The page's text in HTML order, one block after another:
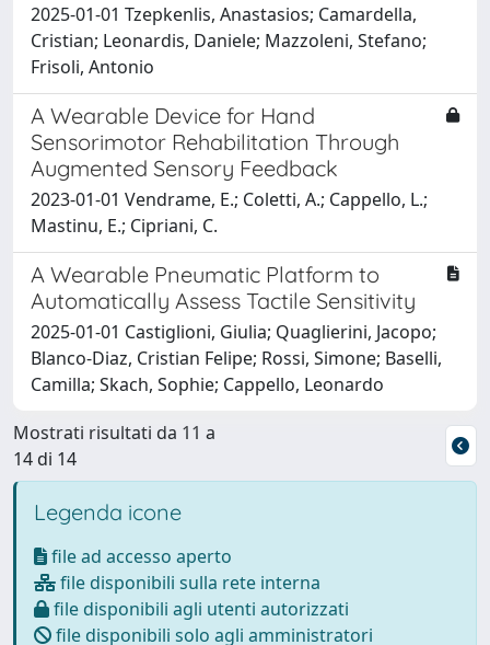
2025-01-01 Tzepkenlis, Anastasios; Camardella,
Cristian; Leonardis, Daniele; Mazzoleni, Stefano;
Frisoli, Antonio
A Wearable Device for Hand
Sensorimotor Rehabilitation Through
Augmented Sensory Feedback
2023-01-01 Vendrame, E.; Coletti, A.; Cappello, L.;
Mastinu, E.; Cipriani, C.
A Wearable Pneumatic Platform to
Automatically Assess Tactile Sensitivity
2025-01-01 Castiglioni, Giulia; Quaglierini, Jacopo;
Blanco-Diaz, Cristian Felipe; Rossi, Simone; Baselli,
Camilla; Skach, Sophie; Cappello, Leonardo
Mostrati risultati da 11 a
14 di 14
Legenda icone
file ad accesso aperto
file disponibili sulla rete interna
file disponibili agli utenti autorizzati
file disponibili solo agli amministratori